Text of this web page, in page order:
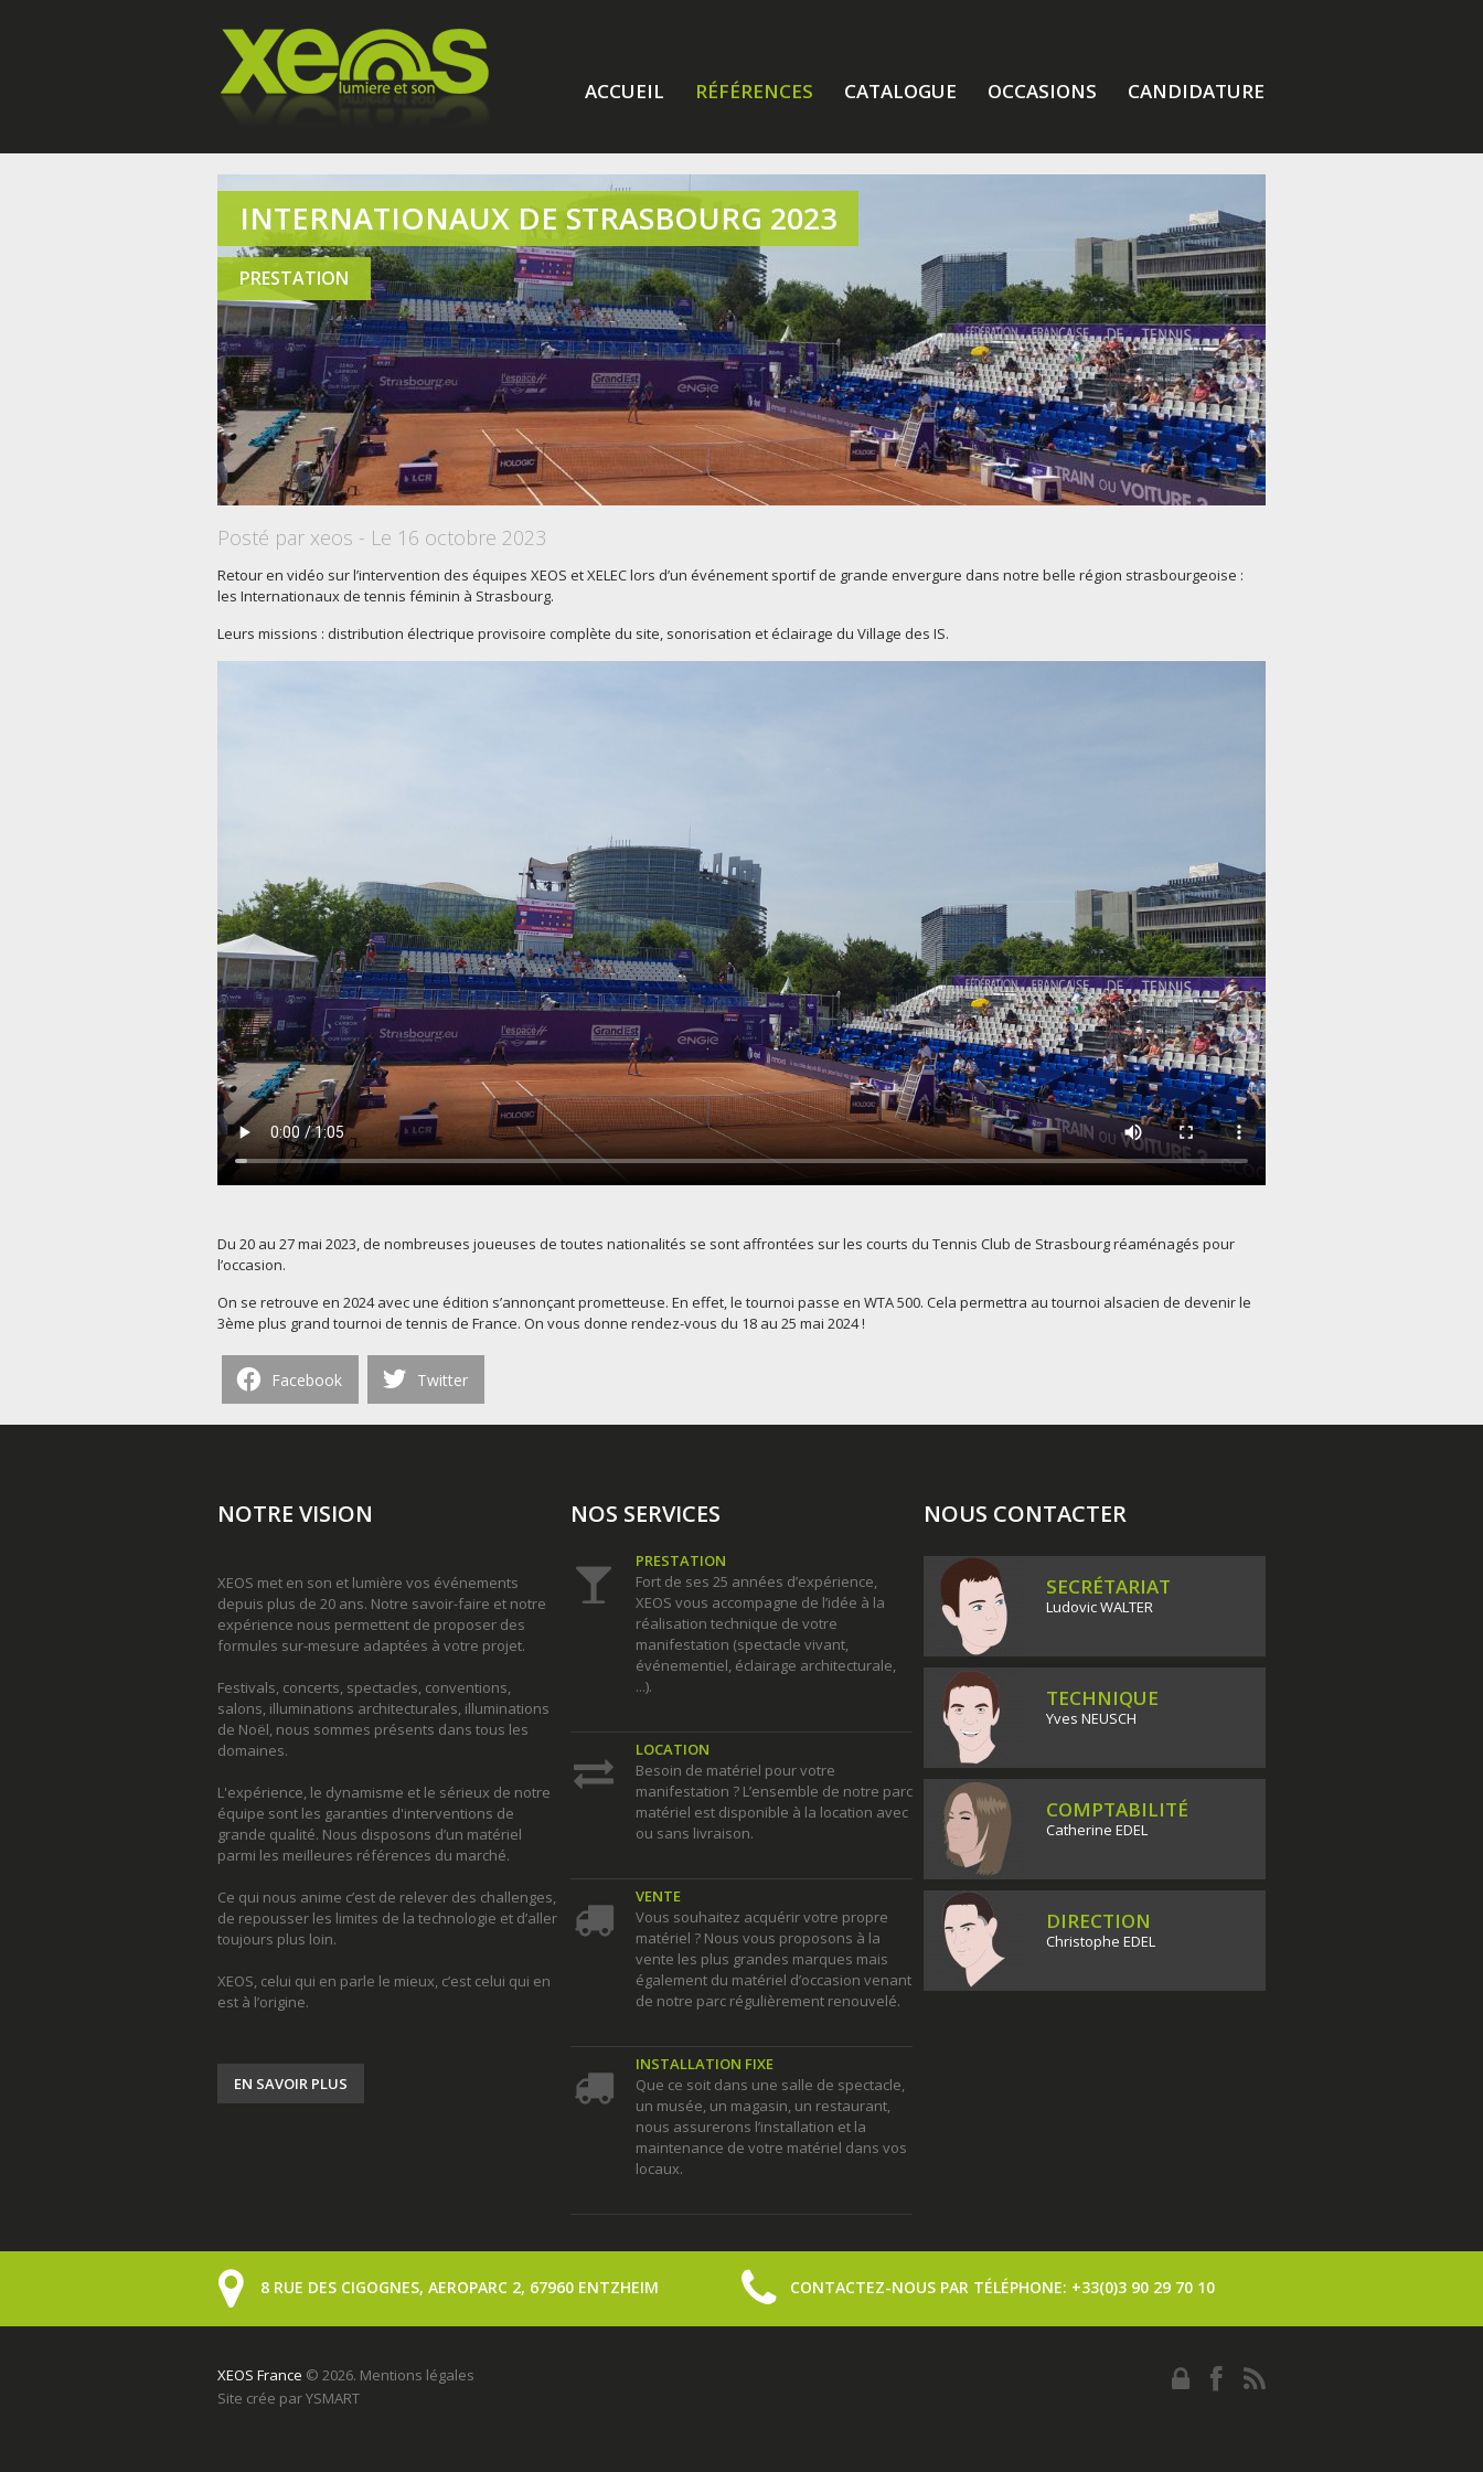
ACCUEIL RÉFÉRENCES CATALOGUE OCCASIONS CANDIDATURE
INTERNATIONAUX DE STRASBOURG 2023
PRESTATION
Posté par xeos - Le 16 octobre 2023
Retour en vidéo sur l’intervention des équipes XEOS et XELEC lors d’un événement sportif de grande envergure dans notre belle région strasbourgeoise :
les Internationaux de tennis féminin à Strasbourg.
Leurs missions : distribution électrique provisoire complète du site, sonorisation et éclairage du Village des IS.
Du 20 au 27 mai 2023, de nombreuses joueuses de toutes nationalités se sont affrontées sur les courts du Tennis Club de Strasbourg réaménagés pour
l’occasion.
On se retrouve en 2024 avec une édition s’annonçant prometteuse. En effet, le tournoi passe en WTA 500. Cela permettra au tournoi alsacien de devenir le
3ème plus grand tournoi de tennis de France. On vous donne rendez-vous du 18 au 25 mai 2024 !
Facebook Twitter
NOTRE VISION
XEOS met en son et lumière vos événements
depuis plus de 20 ans. Notre savoir-faire et notre
expérience nous permettent de proposer des
formules sur-mesure adaptées à votre projet.
Festivals, concerts, spectacles, conventions,
salons, illuminations architecturales, illuminations
de Noël, nous sommes présents dans tous les
domaines.
L'expérience, le dynamisme et le sérieux de notre
équipe sont les garanties d'interventions de
grande qualité. Nous disposons d’un matériel
parmi les meilleures références du marché.
Ce qui nous anime c’est de relever des challenges,
de repousser les limites de la technologie et d’aller
toujours plus loin.
XEOS, celui qui en parle le mieux, c’est celui qui en
est à l’origine.
EN SAVOIR PLUS
NOS SERVICES
PRESTATION
Fort de ses 25 années d’expérience,
XEOS vous accompagne de l’idée à la
réalisation technique de votre
manifestation (spectacle vivant,
événementiel, éclairage architecturale,
...).
LOCATION
Besoin de matériel pour votre
manifestation ? L’ensemble de notre parc
matériel est disponible à la location avec
ou sans livraison.
VENTE
Vous souhaitez acquérir votre propre
matériel ? Nous vous proposons à la
vente les plus grandes marques mais
également du matériel d’occasion venant
de notre parc régulièrement renouvelé.
INSTALLATION FIXE
Que ce soit dans une salle de spectacle,
un musée, un magasin, un restaurant,
nous assurerons l’installation et la
maintenance de votre matériel dans vos
locaux.
NOUS CONTACTER
SECRÉTARIAT
Ludovic WALTER
TECHNIQUE
Yves NEUSCH
COMPTABILITÉ
Catherine EDEL
DIRECTION
Christophe EDEL
8 RUE DES CIGOGNES, AEROPARC 2, 67960 ENTZHEIM CONTACTEZ-NOUS PAR TÉLÉPHONE: +33(0)3 90 29 70 10
XEOS France © 2026. Mentions légales
Site crée parYSMART